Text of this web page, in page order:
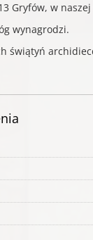
Gryfów, w
wynagrodzi.
świątyń